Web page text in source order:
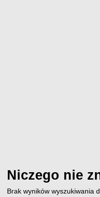
Niczego nie
Brak wyników wyszukiwania